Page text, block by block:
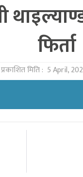
फिर्ता
प्रकाशित मिति : 5 April,